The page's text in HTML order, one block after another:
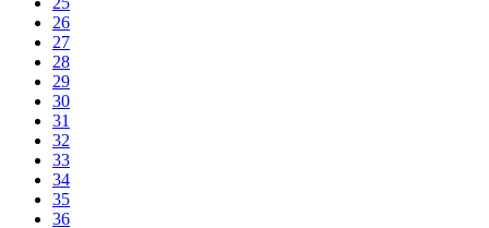
26
27
28
29
30
31
32
33
34
35
36